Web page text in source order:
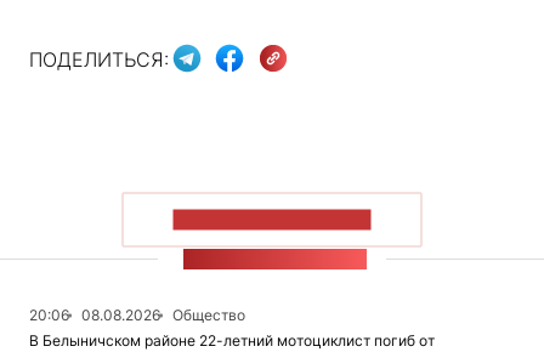
ПОДЕЛИТЬСЯ:
20:06 08.08.2026
Общество
В Белыничском районе 22-летний мотоциклист погиб от